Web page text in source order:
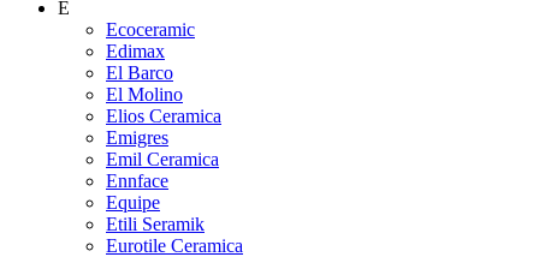
E
Ecoceramic
Edimax
El Barco
El Molino
Elios Ceramica
Emigres
Emil Ceramica
Ennface
Equipe
Etili Seramik
Eurotile Ceramica